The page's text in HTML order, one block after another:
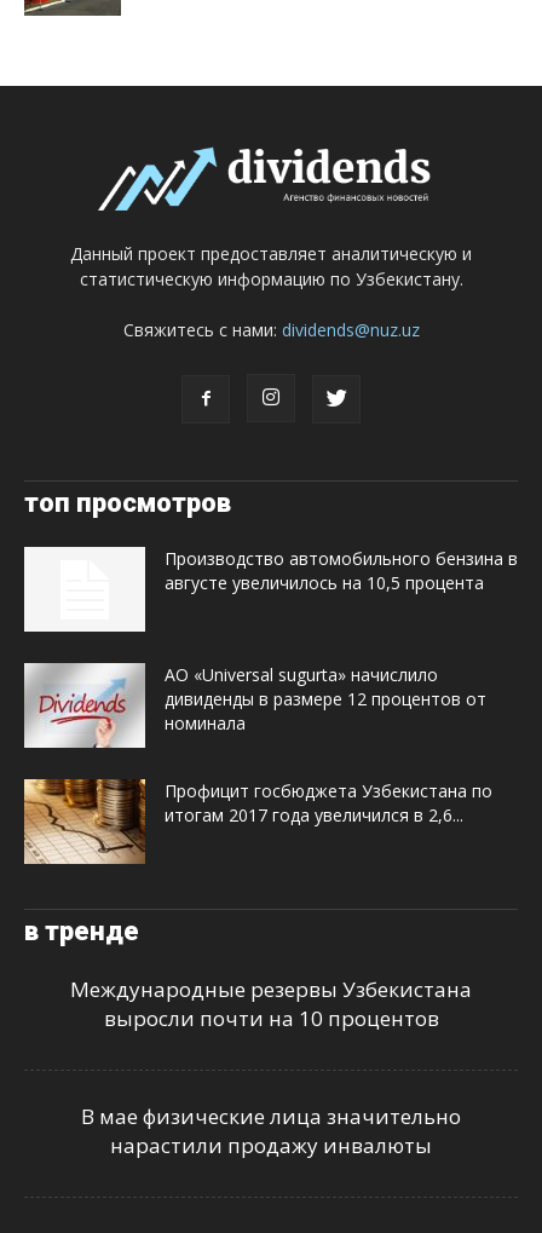
Данный проект предоставляет аналитическую и
статистическую информацию по Узбекистану.
Свяжитесь с нами: dividends@nuz.uz
топ просмотров
Производство автомобильного бензина в
августе увеличилось на 10,5 процента
АО «Universal sugurta» начислило
дивиденды в размере 12 процентов от
номинала
Профицит госбюджета Узбекистана по
итогам 2017 года увеличился в 2,6...
в тренде
Международные резервы Узбекистана
выросли почти на 10 процентов
В мае физические лица значительно
нарастили продажу инвалюты